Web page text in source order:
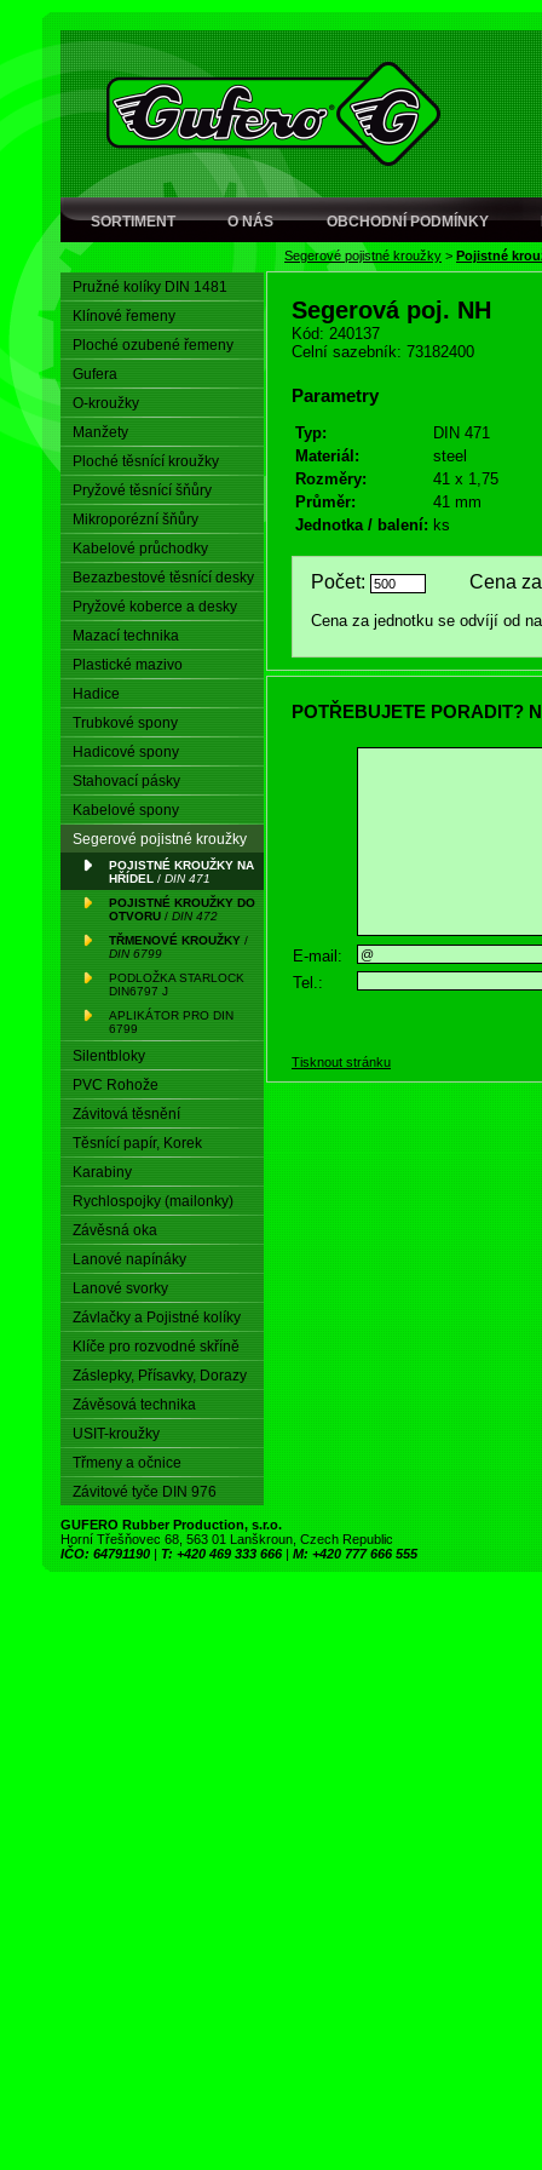
SORTIMENT O NÁS OBCHODNÍ PODMÍNKY
Segerové pojistné kroužky > Pojistné
Pružné kolíky DIN 1481
Klínové řemeny
Ploché ozubené řemeny
Gufera
O-kroužky
Manžety
Ploché těsnící kroužky
Pryžové těsnící šňůry
Mikroporézní šňůry
Kabelové průchodky
Bezazbestové těsnící desky
Pryžové koberce a desky
Mazací technika
Plastické mazivo
Hadice
Trubkové spony
Hadicové spony
Stahovací pásky
Kabelové spony
Segerové pojistné kroužky
POJISTNÉ KROUŽKY NA
HŘÍDEL / DIN 471
POJISTNÉ KROUŽKY DO
OTVORU / DIN 472
TŘMENOVÉ KROUŽKY /
DIN 6799
PODLOŽKA STARLOCK
DIN6797 J
APLIKÁTOR PRO DIN
6799
Silentbloky
PVC Rohože
Závitová těsnění
Těsnící papír, Korek
Karabiny
Rychlospojky (mailonky)
Závěsná oka
Lanové napínáky
Lanové svorky
Závlačky a Pojistné kolíky
Klíče pro rozvodné skříně
Záslepky, Přísavky, Dorazy
Závěsová technika
USIT-kroužky
Třmeny a očnice
Závitové tyče DIN 976
Segerová poj. NH
Kód: 240137
Celní sazebník: 73182400
Parametry
Typ:
DIN 471
Materiál:
steel
Rozměry:
41 x 1,75
Průměr:
41 mm
Jednotka / balení: ks
Počet: Cena za
Cena za jednotku se odvíjí od
POTŘEBUJETE PORADIT?
E-mail:
Tel.:
Tisknout stránku
GUFERO Rubber Production, s.r.o.
Horní Třešňovec 68, 563 01 Lanškroun, Czech Republic
IČO: 64791190 | T: +420 469 333 666 | M: +420 777 666 555